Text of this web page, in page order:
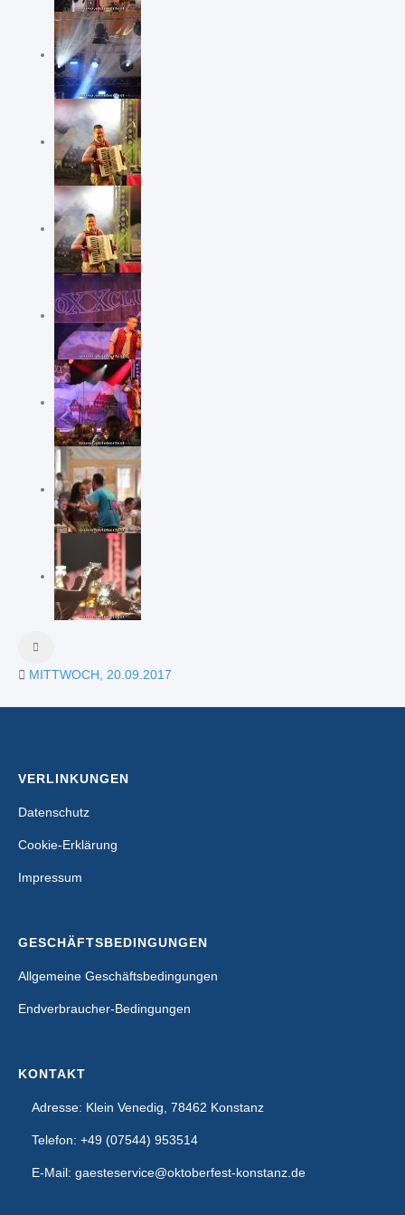
MITTWOCH, 20.09.2017
VERLINKUNGEN
Datenschutz
Cookie-Erklärung
Impressum
GESCHÄFTSBEDINGUNGEN
Allgemeine Geschäftsbedingungen
Endverbraucher-Bedingungen
KONTAKT
Adresse: Klein Venedig, 78462 Konstanz
Telefon: +49 (07544) 953514
E-Mail: gaesteservice@oktoberfest-konstanz.de